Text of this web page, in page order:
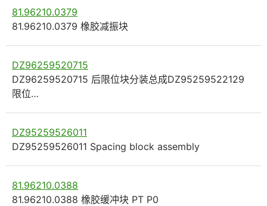
81.96210.0379
81.96210.0379 橡胶减振块
DZ96259520715
DZ96259520715 后限位块分装总成DZ95259522129
限位…
DZ95259526011
DZ95259526011 Spacing block assembly
81.96210.0388
81.96210.0388 橡胶缓冲块 PT P0